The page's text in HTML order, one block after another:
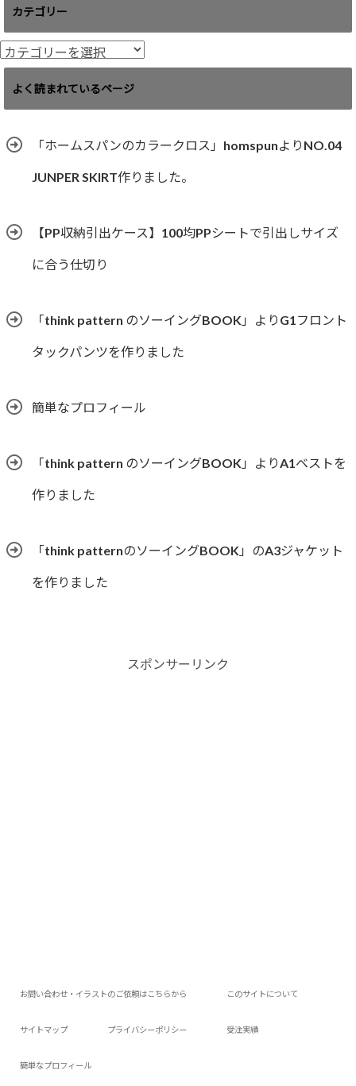
イ
ブ
カテゴリー
カ
テ
リ
よく読まれているページ
「ホームスパンのカラークロス」homspunよりNO.04
JUNPER SKIRT作りました。
【PP収納引出ケース】100均PPシートで引出しサイズ
に合う仕切り
「think pattern のソーイングBOOK」よりG1フロント
タックパンツを作りました
簡単なプロフィール
「think pattern のソーイングBOOK」よりA1ベストを
作りました
「think patternのソーイングBOOK」のA3ジャケット
を作りました
スポンサーリンク
お問い合わせ・イラストのご依頼はこちらから このサイトについて
サイトマップ プライバシーポリシー 受注実績
簡単なプロフィール